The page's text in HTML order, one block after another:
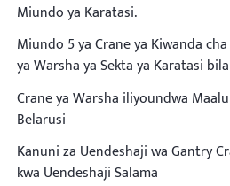
Miundo ya Karatasi.
Miundo 5 ya Crane ya Kiwanda
ya Warsha ya Sekta ya Karatasi
Crane ya Warsha iliyoundwa
Belarusi
Kanuni za Uendeshaji wa Gantry
kwa Uendeshaji Salama